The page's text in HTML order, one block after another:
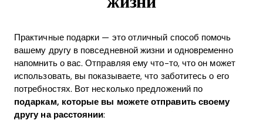
Практичные подарки — это отличный способ помочь
вашему другу в повседневной жизни и одновременно
напомнить о вас. Отправляя ему что-то, что он может
использовать, вы показываете, что заботитесь о его
потребностях. Вот несколько предложений по
подаркам, которые вы можете отправить своему
другу на расстоянии: